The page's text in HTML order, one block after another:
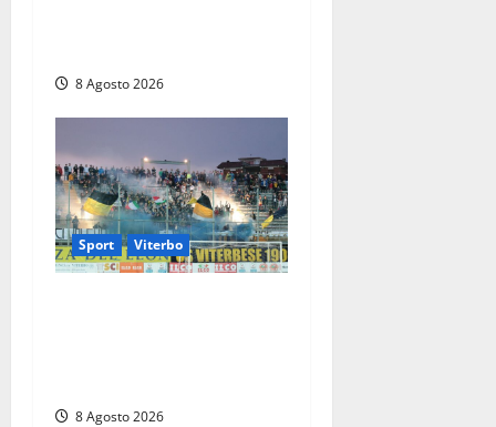
8 Agosto 2026
Sport Viterbo
8 Agosto 2026